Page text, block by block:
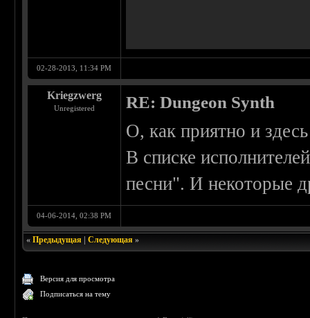
02-28-2013, 11:34 PM
Kriegzwerg
Unregistered RE: Dungeon Synth
О, как приятно и
В списке
песни". И некоторые
04-06-2014, 02:38 PM
«Предыдущая |Следующая »
Версия для просмотра
Подписаться на тему